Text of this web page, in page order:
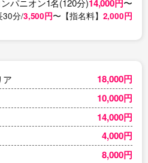
パニオン1名(120分)14,000円〜
30分/3,500円〜【指名料】 2,000円
ア 18,000円
10,000円
14,000円
4,000円
8,000円